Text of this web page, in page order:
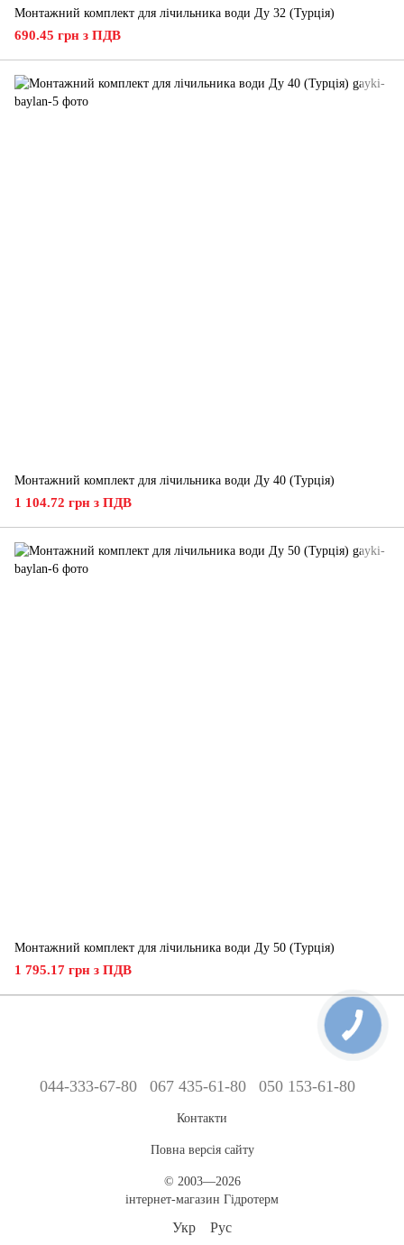
Монтажний комплект для лічильника води Ду 32 (Турція)
690.45 грн з ПДВ
Монтажний комплект для лічильника води Ду 40 (Турція)
1 104.72 грн з ПДВ
Монтажний комплект для лічильника води Ду 50 (Турція)
1 795.17 грн з ПДВ
044-333-67-80 067 435-61-80 050 153-61-80
Контакти
Повна версія сайту
© 2003—2026
інтернет-магазин Гідротерм
Укр Рус